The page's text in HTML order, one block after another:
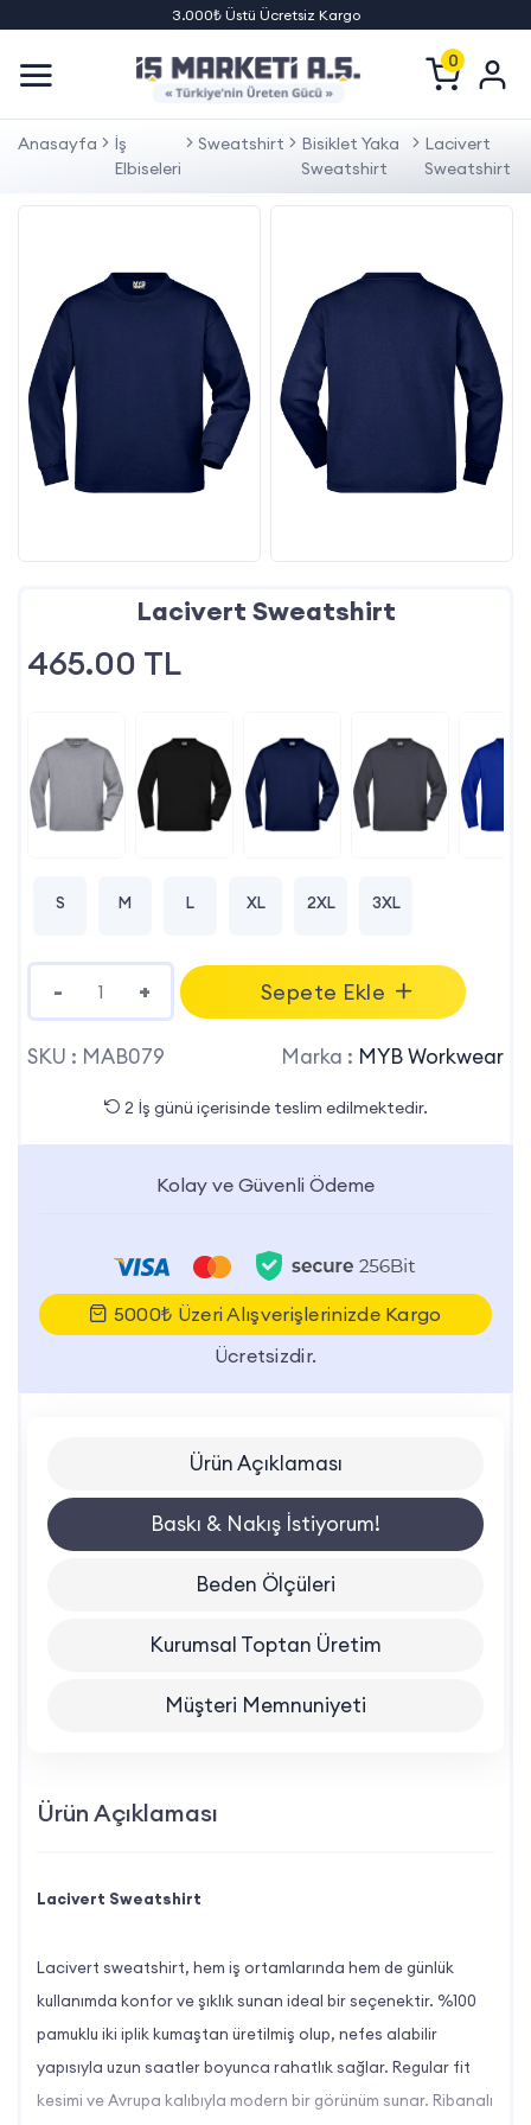
3.000₺ Üstü Ücretsiz Kargo
0
Anasayfa
İş
Elbiseleri
Sweatshirt
Bisiklet Yaka
Sweatshirt
Lacivert
Sweatshirt
Lacivert Sweatshirt
465.00 TL
S M L XL 2XL 3XL
- + Sepete Ekle
SKU : MAB079 Marka : MYB Workwear
2 İş günü içerisinde teslim edilmektedir.
Kolay ve Güvenli Ödeme
5000₺ Üzeri Alışverişlerinizde Kargo
Ücretsizdir.
Ürün Açıklaması
Baskı & Nakış İstiyorum!
Beden Ölçüleri
Kurumsal Toptan Üretim
Müşteri Memnuniyeti
Ürün Açıklaması
Lacivert Sweatshirt
Lacivert sweatshirt, hem iş ortamlarında hem de günlük
kullanımda konfor ve şıklık sunan ideal bir seçenektir. %100
pamuklu iki iplik kumaştan üretilmiş olup, nefes alabilir
yapısıyla uzun saatler boyunca rahatlık sağlar. Regular fit
kesimi ve Avrupa kalıbıyla modern bir görünüm sunar. Ribanalı